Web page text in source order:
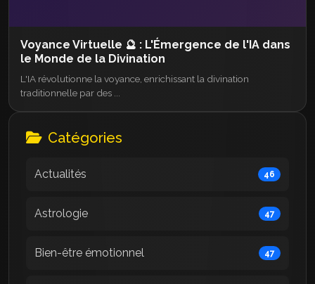
Voyance Virtuelle 🔮 : L'Émergence de l'IA dans
le Monde de la Divination
L'IA révolutionne la voyance, enrichissant la divination
traditionnelle par des ...
Catégories
Actualités 46
Astrologie 47
Bien-être émotionnel 47